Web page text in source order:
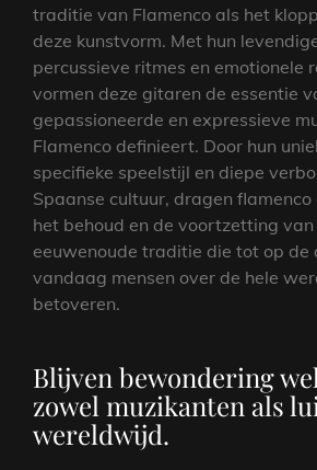
traditie van Flamenco als het
deze kunstvorm. Met hun
percussieve ritmes en emotionele
vormen deze gitaren de essentie
gepassioneerde en expressieve
Flamenco definieert. Door hun
specifieke speelstijl en diepe
Spaanse cultuur, dragen
het behoud en de voortzetting van
eeuwenoude traditie die tot op de
vandaag mensen over de hele
betoveren.
Blijven bewondering
zowel muzikanten als
wereldwijd.